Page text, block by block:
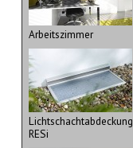
Arbeitszimmer
Lichtschachtabdeckung
RESi